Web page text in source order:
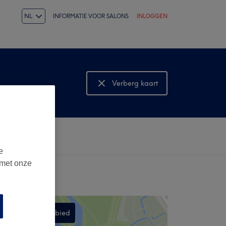
NL INFORMATIE VOOR SALONS INLOGGEN
Verberg kaart
Bekijk kaart
Zoek dit gebied
onze